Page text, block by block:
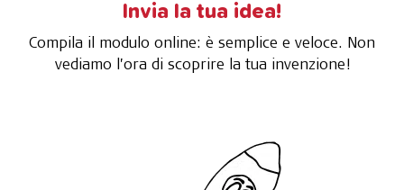
Invia la tua idea!
Compila il modulo online: è semplice e veloce. Non
vediamo l’ora di scoprire la tua invenzione!